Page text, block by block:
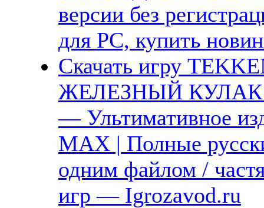
версии без
для PC, купить
Скачать игру
ЖЕЛЕЗНЫЙ КУЛАК
— Ультимативное
MAX | Полные
одним файлом /
игр — Igrozavod.ru